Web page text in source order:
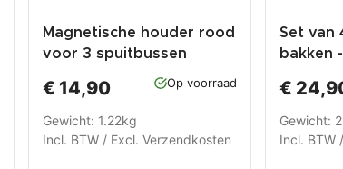
Magnetische houder rood
voor 3 spuitbussen
€ 14,90 Op voorraad
Gewicht: 1.22kg
Incl. BTW / Excl. Verzendkosten
Set van
bakken
€
Gewicht:
Incl. BTW